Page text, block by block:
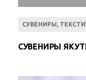
СУВЕНИРЫ,
СУВЕНИРЫ